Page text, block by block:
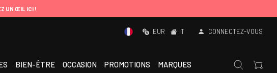
UN ŒIL ICI !
EUR IT CONNECTEZ-VOUS
BIEN-ÊTRE OCCASION PROMOTIONS MARQUES